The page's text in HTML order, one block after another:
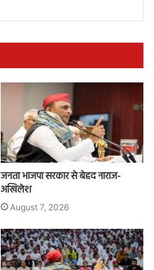
जनता भाजपा सरकार से बेहद नाराज-
अखिलेश
August 7, 2026